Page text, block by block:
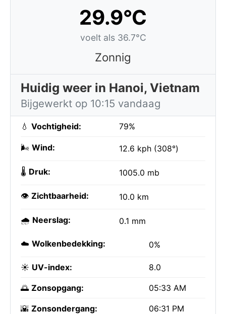
29.9°C
voelt als 36.7°C
Zonnig
Huidig weer in Hanoi, Vietnam
Bijgewerkt op 10:15 vandaag
💧 Vochtigheid: 79%
🌬️ Wind: 12.6 kph (308°)
🌡️ Druk: 1005.0 mb
👁️ Zichtbaarheid: 10.0 km
🌧️ Neerslag: 0.1 mm
☁️ Wolkenbedekking: 0%
☀️ UV-index: 8.0
🌅 Zonsopgang: 05:33 AM
🌇 Zonsondergang: 06:31 PM